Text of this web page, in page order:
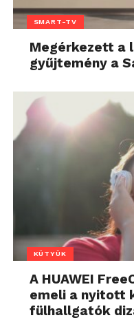
SMART-TV
Megérkezett a
gyűjtemény a
KÜTYÜK
A HUAWEI
emeli a nyitott
fülhallgatók